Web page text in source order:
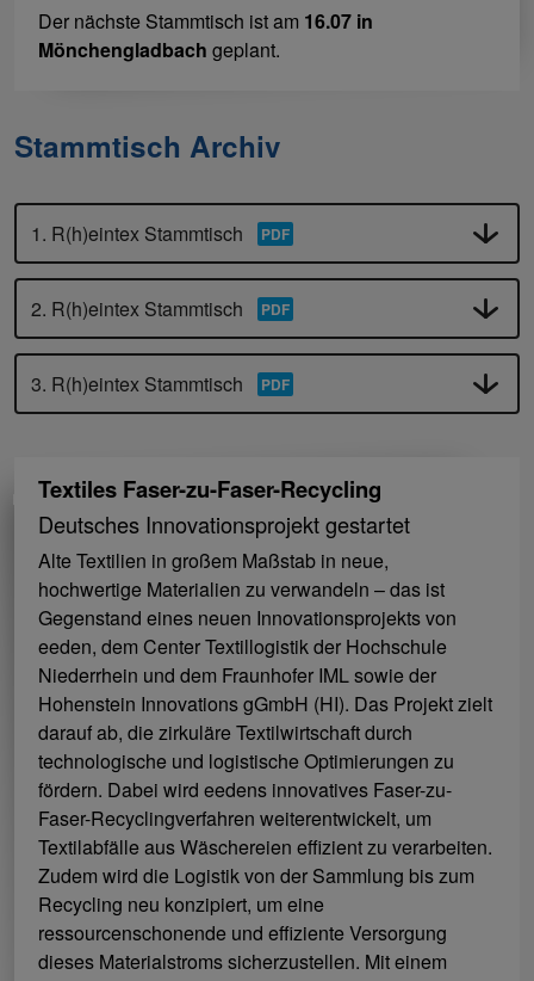
Der nächste Stammtisch ist am 16.07 in
Mönchengladbach geplant.
Stammtisch Archiv
1. R(h)eintex Stammtisch
2. R(h)eintex Stammtisch
3. R(h)eintex Stammtisch
Textiles Faser-zu-Faser-Recycling
Deutsches Innovationsprojekt gestartet
Alte Textilien in großem Maßstab in neue,
hochwertige Materialien zu verwandeln – das ist
Gegenstand eines neuen Innovationsprojekts von
eeden, dem Center Textillogistik der Hochschule
Niederrhein und dem Fraunhofer IML sowie der
Hohenstein Innovations gGmbH (HI). Das Projekt zielt
darauf ab, die zirkuläre Textilwirtschaft durch
technologische und logistische Optimierungen zu
fördern. Dabei wird eedens innovatives Faser-zu-
Faser-Recyclingverfahren weiterentwickelt, um
Textilabfälle aus Wäschereien effizient zu verarbeiten.
Zudem wird die Logistik von der Sammlung bis zum
Recycling neu konzipiert, um eine
ressourcenschonende und effiziente Versorgung
dieses Materialstroms sicherzustellen. Mit einem